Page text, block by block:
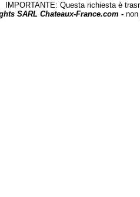
IMPORTANTE: Questa richiesta è
SARL Chateaux-France.com -